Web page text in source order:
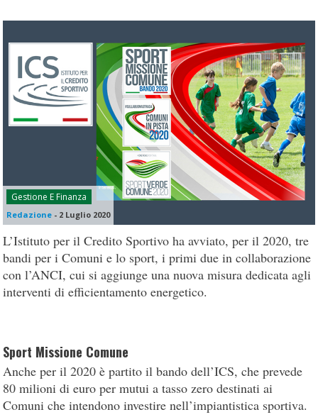
Gestione E Finanza
Redazione - 2 Luglio 2020
L’Istituto per il Credito Sportivo ha avviato, per il 2020, tre
bandi per i Comuni e lo sport, i primi due in collaborazione
con l’ANCI, cui si aggiunge una nuova misura dedicata agli
interventi di efficientamento energetico.
Sport Missione Comune
Anche per il 2020 è partito il bando dell’ICS, che prevede
80 milioni di euro per mutui a tasso zero destinati ai
Comuni che intendono investire nell’impiantistica sportiva.